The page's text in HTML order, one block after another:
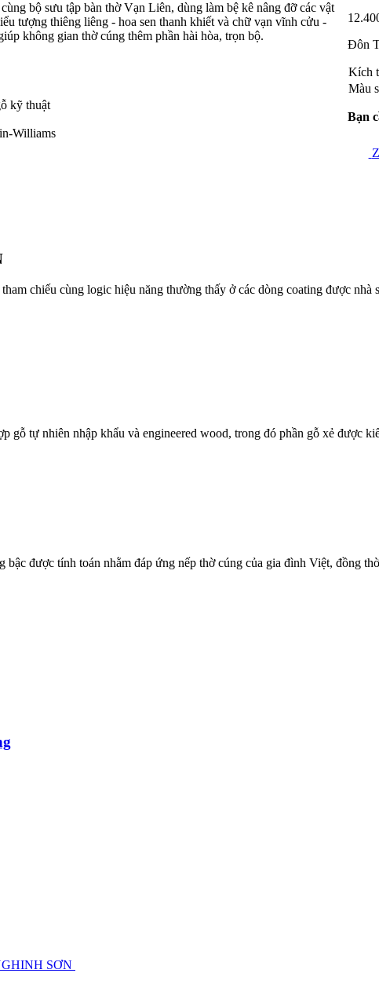
Đôn
Kích
Màu
Bạn
bộ sưu tập bàn thờ Vạn Liên, dùng làm bệ kê nâng đỡ các vật
tượng thiêng liêng - hoa sen thanh khiết và chữ vạn vĩnh cửu -
không gian thờ cúng thêm phần hài hòa, trọn bộ.
kỹ thuật
Williams
chiếu cùng logic hiệu năng thường thấy ở các dòng coating được
gỗ tự nhiên nhập khẩu và engineered wood, trong đó phần gỗ xẻ được
bậc được tính toán nhằm đáp ứng nếp thờ cúng của gia đình Việt, đồng